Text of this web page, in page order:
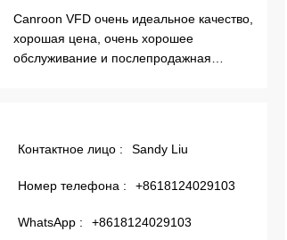
Индукционный нагреватель Canroon,
отличное качество, нагрев очень
быстрый, я использую более 5 лет,
нужно больше обогревателей.
Контактное лицо : Sandy Liu
Номер телефона : +8618124029103
WhatsApp : +8618124029103